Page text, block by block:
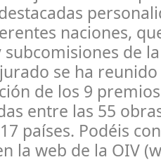
naciones,
de
se ha
de los 9
entre las 55
países. Podéis
la web de la OIV